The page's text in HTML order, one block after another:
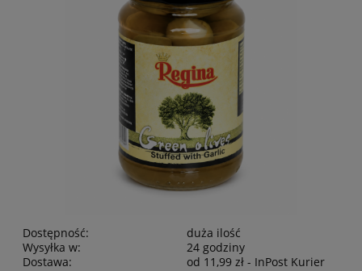
Dostępność:
duża ilość
Wysyłka w:
24 godziny
Dostawa:
od 11,99 zł - InPost Kurier